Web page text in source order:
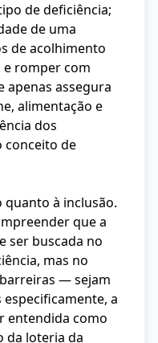
de deficiência;
de uma
de acolhimento
romper com
apenas assegura
alimentação e
dos
conceito de
à inclusão.
que a
ser buscada no
mas no
— sejam
especificamente, a
entendida como
da loteria da